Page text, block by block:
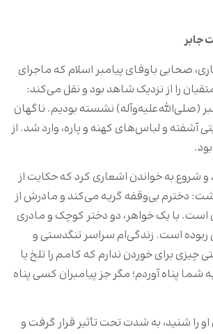
جابر
صحابی باوفای پیامبر اسلام که ماجرای
را از نزدیک شاهد بود و نقل می‌کند:
(صلی‌الله‌علیه‌وآله) نشسته بودیم. ناگهان
آشفته و لباس‌های کهنه و پاره، وارد شد. از
و شروع به خواندن اشعاری کرد که حکایت از
دخترم بی‌وقفه گریه می‌کند و مادرش از
است. با یک خواهر، دو دختر کوچک و مادری
ربوده است. زندگی‌ام سراسر تنگدستی و
برای خوردن ندارم که کامم را تلخ یا
شما پناه آوردم؛ مگر جز پیامبران کسی پناه
را شنید، به شدت تحت تأثیر قرار گرفت و